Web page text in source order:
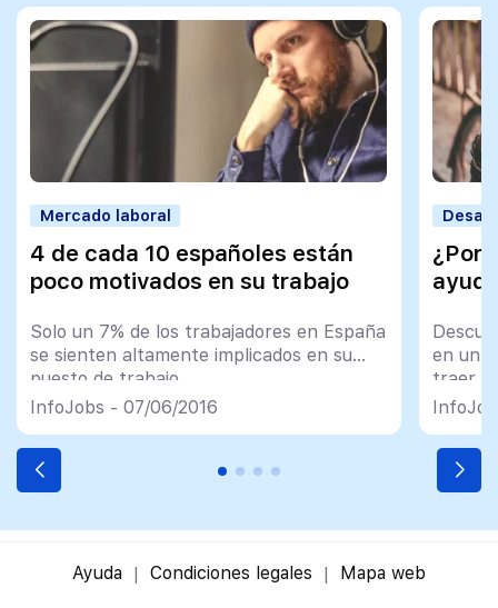
Mercado laboral
4 de cada 10 españoles están
poco motivados en su trabajo
Solo un 7% de los trabajadores en España
se sienten altamente implicados en su
puesto de trabajo
InfoJobs - 07/06/2016
¿Por
en un
traer
Ayuda Condiciones legales Mapa web